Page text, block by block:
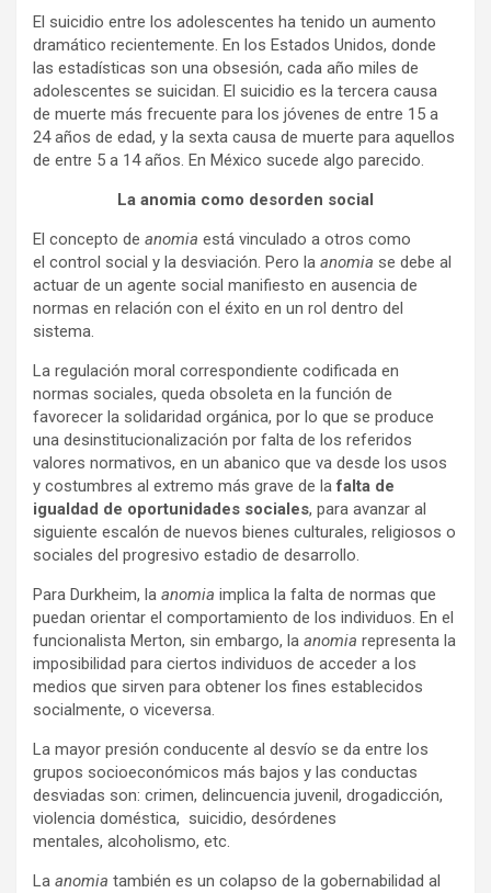
El suicidio entre los adolescentes ha tenido un aumento
dramático recientemente. En los Estados Unidos, donde
las estadísticas son una obsesión, cada año miles de
adolescentes se suicidan. El suicidio es la tercera causa
de muerte más frecuente para los jóvenes de entre 15 a
24 años de edad, y la sexta causa de muerte para aquellos
de entre 5 a 14 años. En México sucede algo parecido.
La anomia como desorden social
El concepto de anomia está vinculado a otros como
el control social y la desviación. Pero la anomia se debe al
actuar de un agente social manifiesto en ausencia de
normas en relación con el éxito en un rol dentro del
sistema.
La regulación moral correspondiente codificada en
normas sociales, queda obsoleta en la función de
favorecer la solidaridad orgánica, por lo que se produce
una desinstitucionalización por falta de los referidos
valores normativos, en un abanico que va desde los usos
y costumbres al extremo más grave de lafalta de
igualdad de oportunidades sociales, para avanzar al
siguiente escalón de nuevos bienes culturales, religiosos o
sociales del progresivo estadio de desarrollo.
Para Durkheim, la anomia implica la falta de normas que
puedan orientar el comportamiento de los individuos. En el
funcionalista Merton, sin embargo, la anomia representa la
imposibilidad para ciertos individuos de acceder a los
medios que sirven para obtener los fines establecidos
socialmente, o viceversa.
La mayor presión conducente al desvío se da entre los
grupos socioeconómicos más bajos y las conductas
desviadas son: crimen, delincuencia juvenil, drogadicción,
violencia doméstica, suicidio, desórdenes
mentales, alcoholismo, etc.
La anomia también es un colapso de la gobernabilidad al